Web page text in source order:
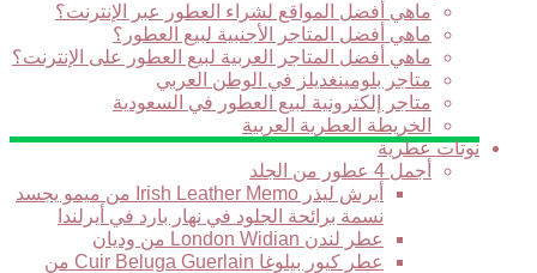
ماهي أفضل المواقع لشراء العطور عبر الإنترنت؟
ماهي أفضل المتاجر الأجنبية لبيع العطور؟
ماهي أفضل المتاجر العربية لبيع العطور على الإنترنت؟
متاجر بلومينغديلز في الوطن العربي
متاجر إلكترونية لبيع العطور في السعودية
الخريطة العطرية العربية
نوتات عطرية
أجمل 4 عطور من الجلد
أيرش ليذر Irish Leather Memo من ميمو يجسد
نسمة برائحة الجلود في نهار بارد في أيرلندا
عطر لندن London Widian من وديان
عطر كيور بيلوغا Cuir Beluga Guerlain من